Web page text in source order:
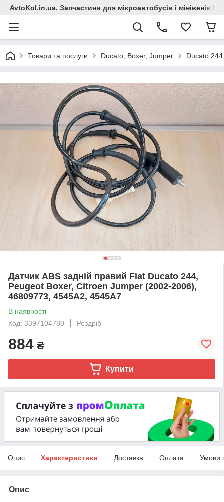
AvtoKol.in.ua. Запчастини для мікроавтобусів і мінівенів
Товари та послуги Ducato, Boxer, Jumper Ducato
Датчик ABS задній правий Fiat Ducato 244,
Peugeot Boxer, Citroen Jumper (2002-2006),
46809773, 4545A2, 4545A7
В наявності
Код: 3397104780
Роздріб
884 ₴
Купити
Опис Характеристики Доставка Оплата Умови
Опис